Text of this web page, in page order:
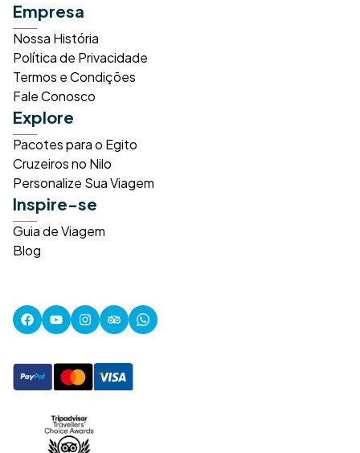
Empresa
Nossa História
Política de Privacidade
Termos e Condições
Fale Conosco
Explore
Pacotes para o Egito
Cruzeiros no Nilo
Personalize Sua Viagem
Inspire-se
Guia de Viagem
Blog